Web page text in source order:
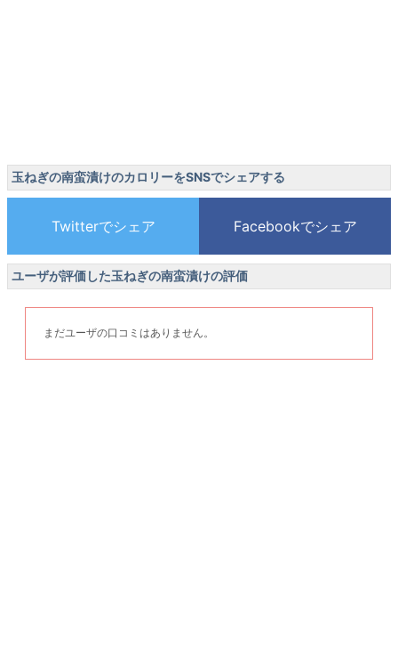
玉ねぎの南蛮漬けのカロリーをSNSでシェアする
ユーザが評価した玉ねぎの南蛮漬けの評価
まだユーザの口コミはありません。